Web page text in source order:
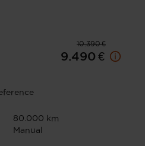
10.390 €
9.490 €
80.000 km
Manual